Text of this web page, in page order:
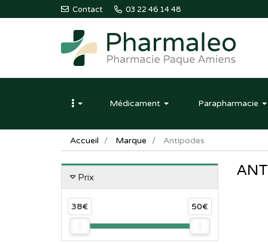
Contact 03 22 46 14 48
Pharmaleo
Pharmacie
Paque
Amiens
Médicament Parapharmacie
Accueil Marque Antipodes
Prix
38€ 50€